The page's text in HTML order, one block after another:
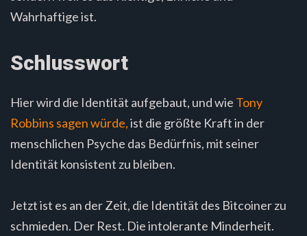
Wahrhaftige ist.
Schlusswort
Hier wird die Identität aufgebaut, und wie Tony
Robbins sagen würde,ist die größte Kraft in der
menschlichen Psyche das Bedürfnis, mit seiner
Identität konsistent zu bleiben.
Jetzt ist es an der Zeit, die Identität des Bitcoiner zu
schmieden. Der Rest. Die intolerante Minderheit.